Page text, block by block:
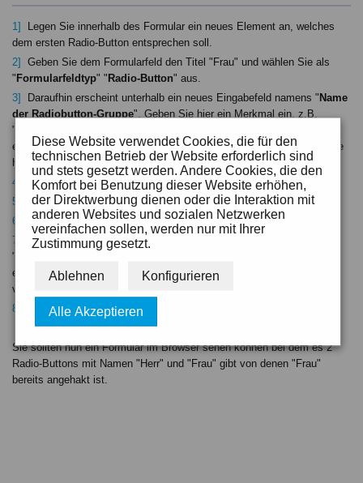
Legen Sie innerhalb des Formular ein neues Element an, welches
dem ersten Radio-Button entsprechen soll.
Geben Sie dem Formularfeld den Titel "Frau" und wählen Sie als
" Formularfeldtyp" " Radio-Button" aus.
Daraufhin erscheint unterhalb ein neues Eingabefeld namens " Name
der Radiobutton-Gruppe". Geben Sie hier ein Merkmal ein, z.B.
"
enthalten, die Groß-/Kleinschreibung ist egal. Merken Sie sich was Sie
hier eingegeben haben.
Setzen Sie das Häkchen "Feld anhaken" bei diesem Element.
Speichern Sie die Einstellungen zu diesem Formularfeld.
Legen Sie ein 2. Element neben dem ersten an.
Geben Sie ihm den Titel "Herr", wählen Sie wieder den
"
erscheinenden Feld "
Name der Radiobutton-Gruppe
von Punkt 3 ein, z.b. "
Speichern Sie das und veröffentlichen Sie die Änderungen.
Sie sollten nun ein Formular im Browser sehen können bei dem es 2
Radio-Buttons mit Namen "Herr" und "Frau" gibt von denen "Frau"
bereits angehakt ist.
Diese Website verwendet Cookies, die für den
technischen Betrieb der Website erforderlich sind
und stets gesetzt werden. Andere Cookies, die den
Komfort bei Benutzung dieser Website erhöhen,
der Direktwerbung dienen oder die Interaktion mit
anderen Websites und sozialen Netzwerken
vereinfachen sollen, werden nur mit Ihrer
Zustimmung gesetzt.
Ablehnen Konfigurieren
Alle Akzeptieren